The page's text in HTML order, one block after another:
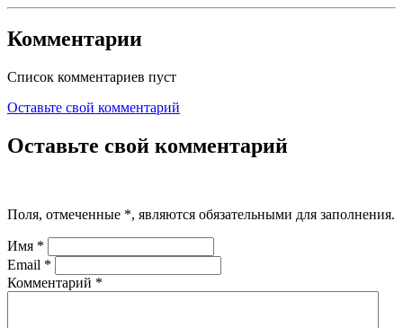
Комментарии
Список комментариев пуст
Оставьте свой комментарий
Оставьте свой комментарий
Поля, отмеченные *, являются обязательными для заполнения.
Имя *
Email *
Комментарий *